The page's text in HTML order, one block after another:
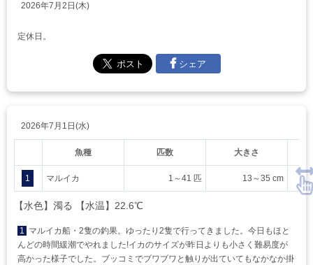
2026年7月2日(木)
定休日。
シェア
2026年7月1日(水)
魚種 匹数 大きさ
1 マルイカ 1～41 匹 13～35 cm
【水色】濁る 【水温】22.6℃
1 マルイカ船・2隻の釣果。ゆったり2隻で行ってきました。今日もほと
んどの時間緩潮でやれました!イカのサイズが昨日よりも小さく難易度が
高かった様子でした。ブッコミでブワブワと触りが出ていてもなかなか掛